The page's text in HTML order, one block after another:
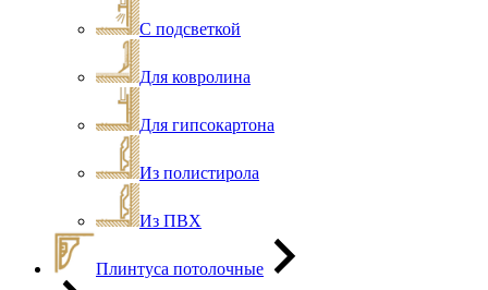
С подсветкой
Для ковролина
Для гипсокартона
Из полистирола
Из ПВХ
Плинтуса потолочные